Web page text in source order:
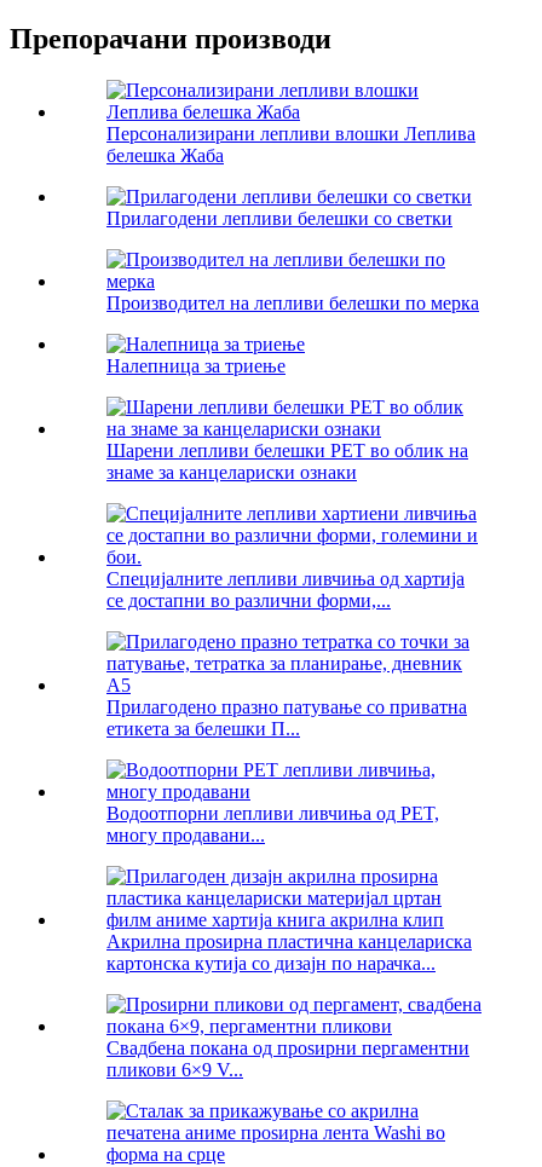
Препорачани производи
Персонализирани лепливи влошки Леплива
белешка Жаба
Прилагодени лепливи белешки со светки
Производител на лепливи белешки по мерка
Налепница за триење
Шарени лепливи белешки PET во облик на
знаме за канцелариски ознаки
Специјалните лепливи ливчиња од хартија
се достапни во различни форми,...
Прилагодено празно патување со приватна
етикета за белешки П...
Водоотпорни лепливи ливчиња од PET,
многу продавани...
Акрилна проѕирна пластична канцелариска
картонска кутија со дизајн по нарачка...
Свадбена покана од проѕирни пергаментни
пликови 6×9 V...